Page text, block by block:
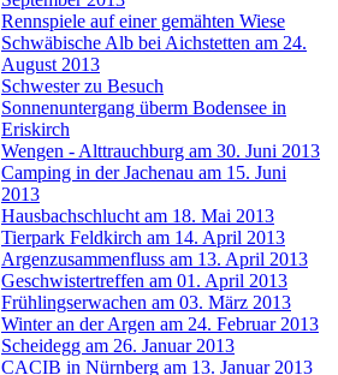
Rennspiele auf einer gemähten Wiese
Schwäbische Alb bei Aichstetten am 24.
August 2013
Schwester zu Besuch
Sonnenuntergang überm Bodensee in
Eriskirch
Wengen - Alttrauchburg am 30. Juni 2013
Camping in der Jachenau am 15. Juni
2013
Hausbachschlucht am 18. Mai 2013
Tierpark Feldkirch am 14. April 2013
Argenzusammenfluss am 13. April 2013
Geschwistertreffen am 01. April 2013
Frühlingserwachen am 03. März 2013
Winter an der Argen am 24. Februar 2013
Scheidegg am 26. Januar 2013
CACIB in Nürnberg am 13. Januar 2013